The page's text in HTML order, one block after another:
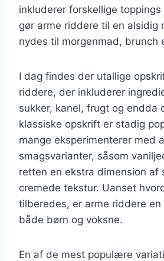
inkluderer forskellige
gør arme riddere til en alsidig
nydes til morgenmad, brunch
I dag findes der utallige
riddere, der inkluderer
sukker, kanel, frugt og endda
klassiske opskrift er stadig
mange eksperimenterer med
smagsvarianter, såsom
retten en ekstra dimension af
cremede tekstur. Uanset
tilberedes, er arme riddere
både børn og voksne.
En af de mest populære